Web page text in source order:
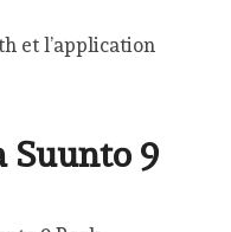
et l’application
Suunto 9